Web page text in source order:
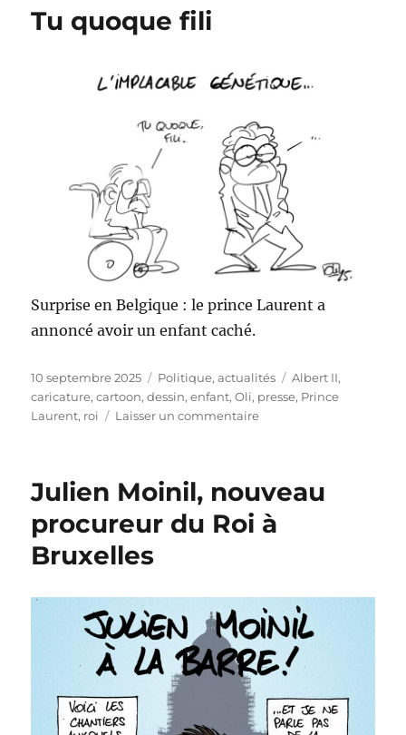
Tu quoque fili
Surprise en Belgique : le prince Laurent a
annoncé avoir un enfant caché.
Publié
le
10 septembre 2025 Catégories
Politique, actualités Étiquettes
Albert II,
caricature,cartoon,dessin,enfant,Oli, presse, Prince
Laurent, roi Laisser un commentairesur
Julien Moinil, nouveau
procureur du Roi à
Bruxelles